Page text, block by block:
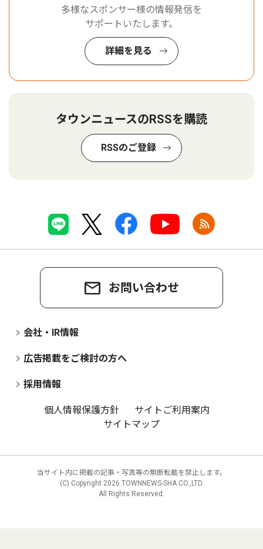
多様なスポンサー様の情報発信を
サポートいたします。
詳細を見る
タウンニュースのRSSを購読
RSSのご登録
お問い合わせ
会社・IR情報
広告掲載をご検討の方へ
採用情報
個人情報保護方針
サイトご利用案内
サイトマップ
当サイト内に掲載の記事・写真等の無断転載を禁止します。
(C) Copyright 2026 TOWNNEWS-SHA CO.,LTD.
All Rights Reserved.